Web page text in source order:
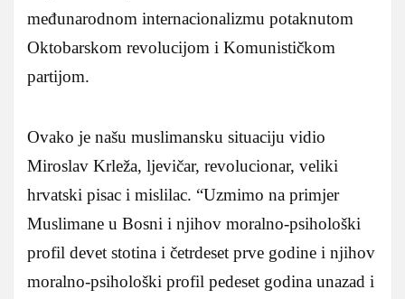
međunarodnom internacionalizmu potaknutom
Oktobarskom revolucijom i Komunističkom
partijom.
Ovako je našu muslimansku situaciju vidio
Miroslav Krleža, ljevičar, revolucionar, veliki
hrvatski pisac i mislilac. “Uzmimo na primjer
Muslimane u Bosni i njihov moralno-psihološki
profil devet stotina i četrdeset prve godine i njihov
moralno-psihološki profil pedeset godina unazad i